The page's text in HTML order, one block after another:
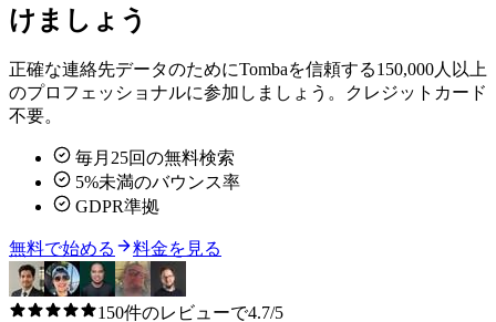
けましょう
正確な連絡先データのためにTombaを信頼する150,000人以上
のプロフェッショナルに参加しましょう。クレジットカード
不要。
毎月25回の無料検索
5%未満のバウンス率
GDPR準拠
無料で始める 料金を見る
150件のレビューで4.7/5